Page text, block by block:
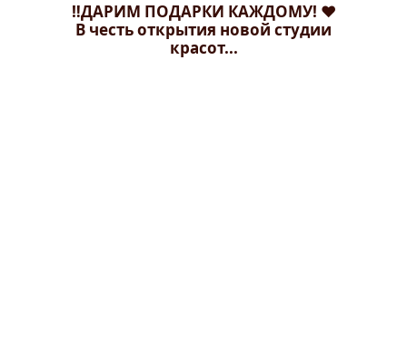
‼️ДАРИМ ПОДАРКИ КАЖДОМУ! ❤️
В честь открытия новой студии
красот...